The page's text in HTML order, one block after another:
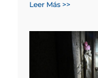
Leer Más >>